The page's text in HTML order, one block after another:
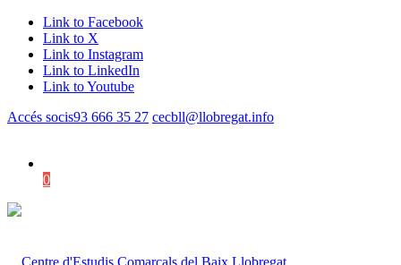
Link to Facebook
Link to X
Link to Instagram
Link to LinkedIn
Link to Youtube
Accés socis93 666 35 27 cecbll@llobregat.info
0